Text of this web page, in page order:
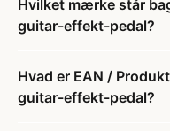
Hvilket mærke står
guitar-effekt-pedal?
Hvad er EAN /
guitar-effekt-pedal?